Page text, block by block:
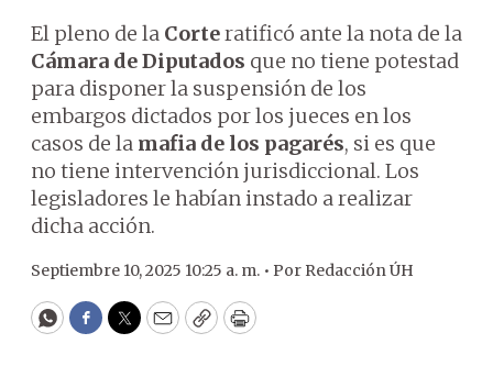
El pleno de la Corteratificó ante la nota de la
Cámara de Diputados que no tiene potestad
para disponer la suspensión de los
embargos dictados por los jueces en los
casos de la mafia de los pagarés, si es que
no tiene intervención jurisdiccional. Los
legisladores le habían instado a realizar
dicha acción.
Septiembre 10, 2025 10:25 a. m. • Por Redacción ÚH
WhatsApp
Facebook
Twitter
EmailCopyPrint